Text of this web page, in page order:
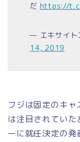
だ https://
— エキサイト
14, 2019
フジは固定のキ
は注目されていた
ーに就任決定の発